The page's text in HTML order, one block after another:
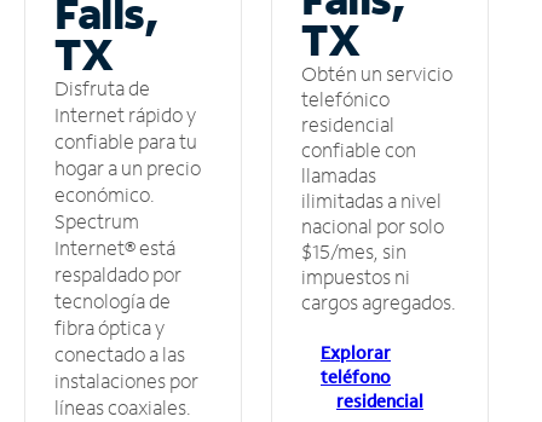
Falls,
TX
Disfruta de
Internet rápido y
confiable para tu
hogar a un precio
económico.
Spectrum
Internet® está
respaldado por
tecnología de
fibra óptica y
conectado a las
instalaciones por
líneas coaxiales.
TX
Obtén un servicio
telefónico
residencial
confiable con
llamadas
ilimitadas a nivel
nacional por solo
$15/mes, sin
impuestos ni
cargos agregados.
Explorar
teléfono
residencial